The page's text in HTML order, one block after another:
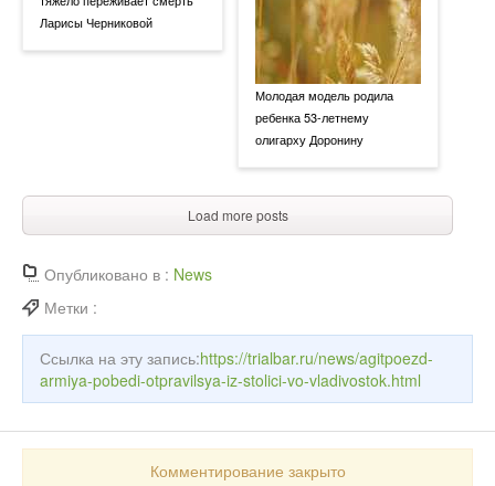
Ларисы Черниковой
Молодая модель родила
ребенка 53-летнему
олигарху Доронину
Load more posts
Опубликовано в : News
Метки :
Ссылка на эту запись:https://trialbar.ru/news/agitpoezd-
armiya-pobedi-otpravilsya-iz-stolici-vo-vladivostok.html
Комментирование закрыто